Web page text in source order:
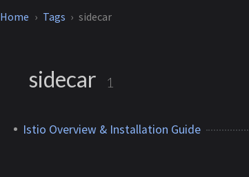
Home Tags sidecar
sidecar 1
Istio Overview & Installation Guide